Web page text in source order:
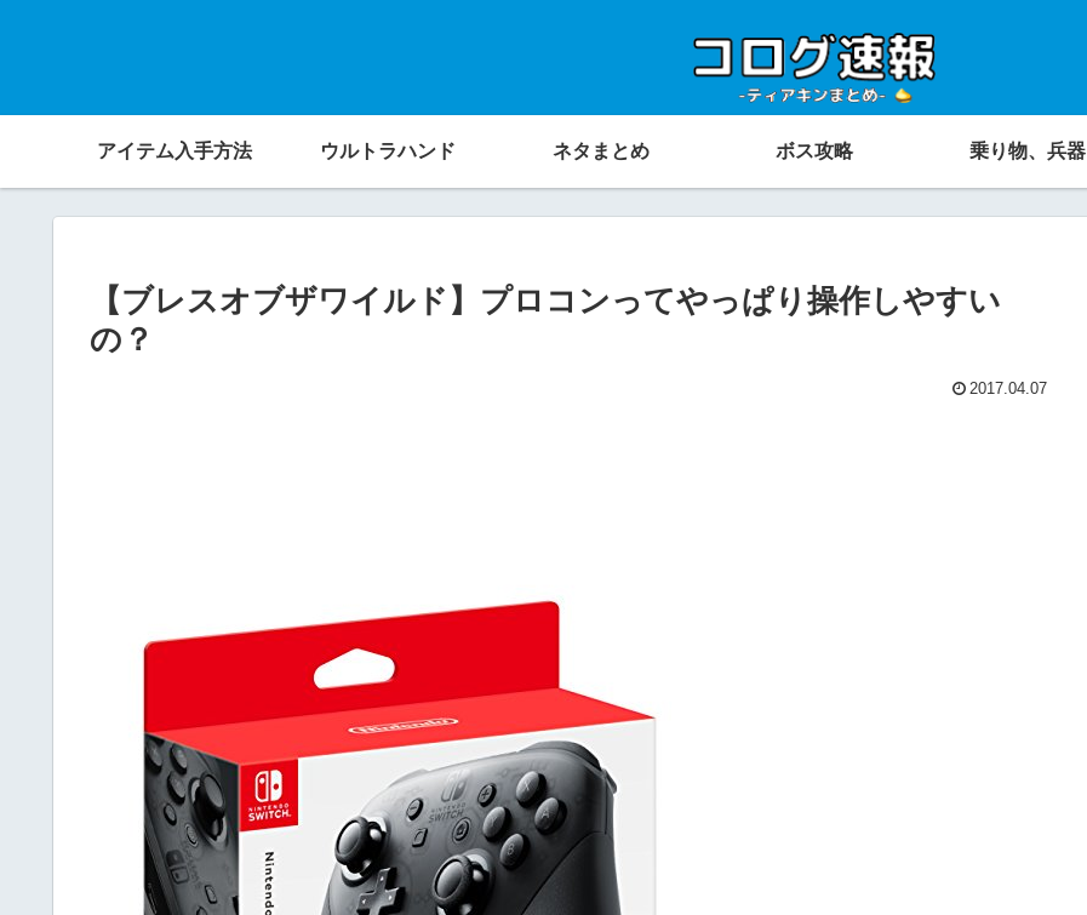
アイテム入手方法 ウルトラハンド ネタまとめ ボス攻略 乗り物、兵器
【ブレスオブザワイルド】プロコンってやっぱり操作しやすい
の？
2017.04.07